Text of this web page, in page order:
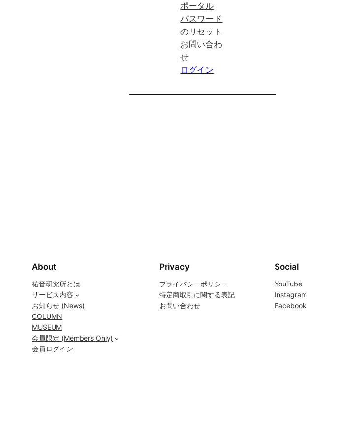
ポータル
パスワード
のリセット
お問い合わ
せ
ログイン
About
祐音研究所とは
サービス内容
お知らせ (News)
COLUMN
MUSEUM
会員限定 (Members Only)
会員ログイン
Privacy
プライバシーポリシー
特定商取引に関する表記
お問い合わせ
Social
YouTube
Instagram
Facebook